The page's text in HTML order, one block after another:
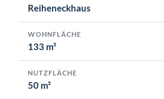
Reiheneckhaus
WOHNFLÄCHE
133 m²
NUTZFLÄCHE
50 m²